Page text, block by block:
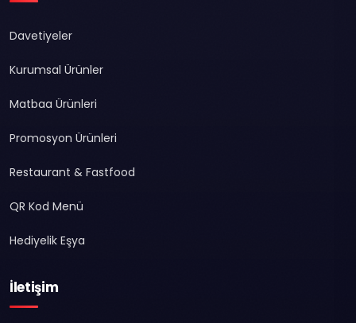
Davetiyeler
Kurumsal Ürünler
Matbaa Ürünleri
Promosyon Ürünleri
Restaurant & Fastfood
QR Kod Menü
Hediyelik Eşya
İletişim